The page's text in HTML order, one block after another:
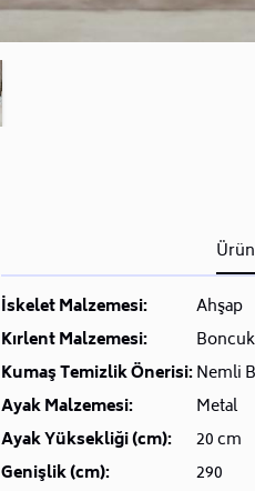
İskelet Malzemesi:
Ahşap
Kırlent Malzemesi:
Kumaş Temizlik Önerisi:Nemli
Ayak Malzemesi:
Metal
Ayak Yüksekliği (cm):
20 cm
Genişlik (cm):
290